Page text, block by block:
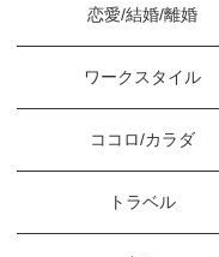
恋愛/結婚/離婚
ワークスタイル
ココロ/カラダ
トラベル